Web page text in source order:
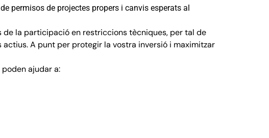
permisos de projectes propers i canvis esperats al
la participació en restriccions tècniques, per tal de
A punt per protegir la vostra inversió i maximitzar
ajudar a: